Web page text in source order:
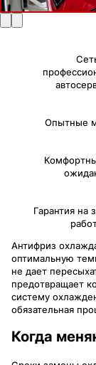
Опытные
Гарантия на
Антифриз
оптимальную
не дает
предотвращает
систему
обязательная
Когда